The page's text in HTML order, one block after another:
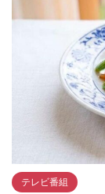
テレビ番組